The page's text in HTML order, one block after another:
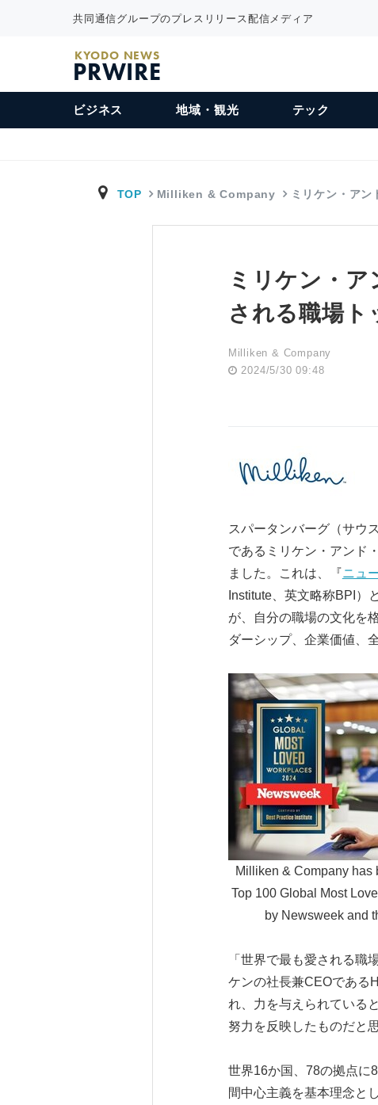
共同通信グループのプレスリリース配信メディア
KYODO NEWS
PRWIRE
ビジネス 地域・観光 テック
TOP Milliken & Company ミリケン・ア
ミリケン・
される職場ト
Milliken & Company
2024/5/30 09:48
スパータンバーグ（サウ
であるミリケン・アンド
ました。これは、『ニュ
Institute、英文略称BPI）
が、自分の職場の文化を
ダーシップ、企業価値、
Milliken & Company has
Top 100 Global Most
by Newsweek and
「世界で最も愛される職
ケンの社長兼CEOである
れ、力を与えられている
努力を反映したものだと
世界16か国、78の拠点に
間中心主義を基本理念と